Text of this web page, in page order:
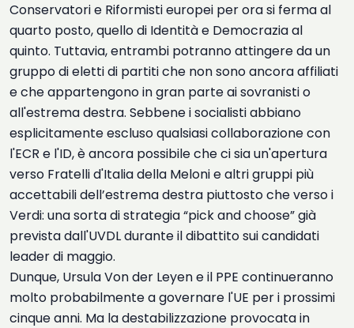
Conservatori e Riformisti europei per ora si ferma al
quarto posto, quello di Identità e Democrazia al
quinto. Tuttavia, entrambi potranno attingere da un
gruppo di eletti di partiti che non sono ancora affiliati
e che appartengono in gran parte ai sovranisti o
all'estrema destra. Sebbene i socialisti abbiano
esplicitamente escluso qualsiasi collaborazione con
l'ECR e l'ID, è ancora possibile che ci sia un'apertura
verso Fratelli d'Italia della Meloni e altri gruppi più
accettabili dell’estrema destra piuttosto che verso i
Verdi: una sorta di strategia “pick and choose” già
prevista dall'UVDL durante il dibattito sui candidati
leader di maggio.
Dunque, Ursula Von der Leyen e il PPE continueranno
molto probabilmente a governare l'UE per i prossimi
cinque anni. Ma la destabilizzazione provocata in